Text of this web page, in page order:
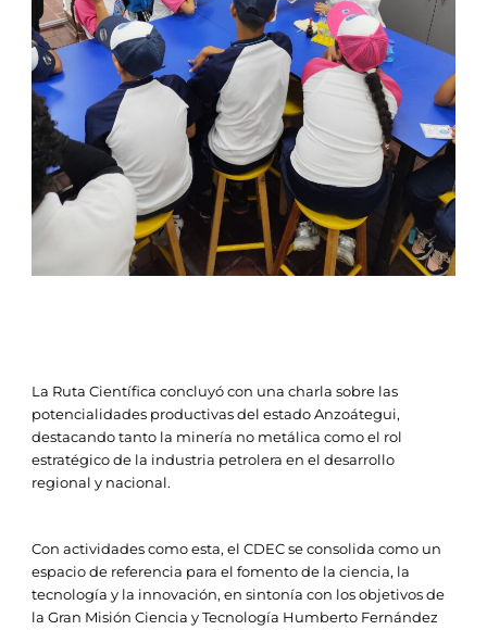
La Ruta Científica concluyó con una charla sobre las
potencialidades productivas del estado Anzoátegui,
destacando tanto la minería no metálica como el rol
estratégico de la industria petrolera en el desarrollo
regional y nacional.
Con actividades como esta, el CDEC se consolida como un
espacio de referencia para el fomento de la ciencia, la
tecnología y la innovación, en sintonía con los objetivos de
la Gran Misión Ciencia y Tecnología Humberto Fernández